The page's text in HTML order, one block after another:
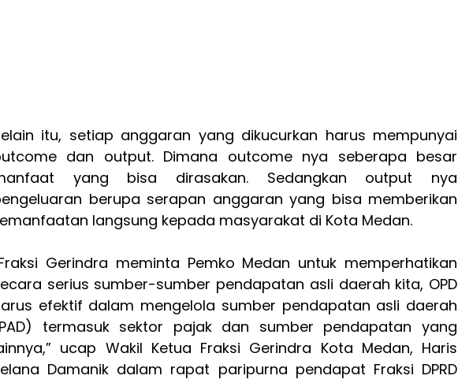
itu, setiap anggaran yang dikucurkan harus mempunyai
dan output. Dimana outcome nya seberapa besar
yang bisa dirasakan. Sedangkan output nya
berupa serapan anggaran yang bisa memberikan
langsung kepada masyarakat di Kota Medan.
Gerindra meminta Pemko Medan untuk memperhatikan
serius sumber-sumber pendapatan asli daerah kita, OPD
efektif dalam mengelola sumber pendapatan asli daerah
termasuk sektor pajak dan sumber pendapatan yang
ucap Wakil Ketua Fraksi Gerindra Kota Medan, Haris
Damanik dalam rapat paripurna pendapat Fraksi DPRD